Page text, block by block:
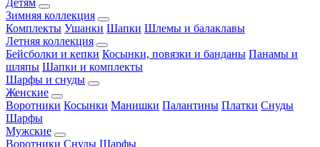
Детям
Зимняя коллекция
Комплекты Ушанки Шапки Шлемы и балаклавы
Летняя коллекция
Бейсболки и кепки Косынки, повязки и банданы Панамы и
шляпы Шапки и комплекты
Шарфы и снуды
Женские
Воротники Косынки Манишки Палантины Платки Снуды
Шарфы
Мужские
Воротники Снуды Шарфы